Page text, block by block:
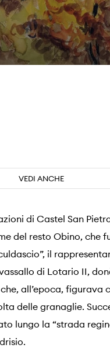
VEDI ANCHE
di Castel San
del resto Obino, che
il
di Lotario II,
all’epoca, figurava
delle granaglie.
lungo la “strada